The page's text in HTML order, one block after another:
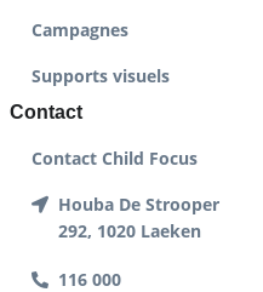
Campagnes
Supports visuels
Contact
Contact Child Focus
Houba De Strooper
292, 1020 Laeken
116 000